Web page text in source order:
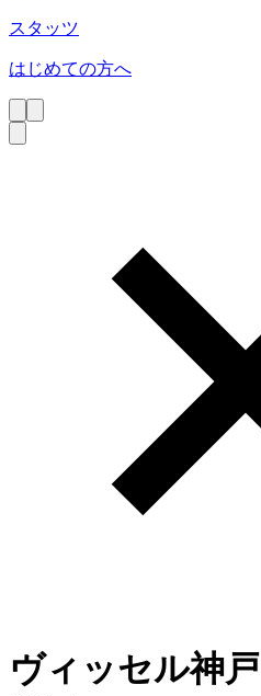
スタッツ
はじめての方へ
ヴィッセル神戸